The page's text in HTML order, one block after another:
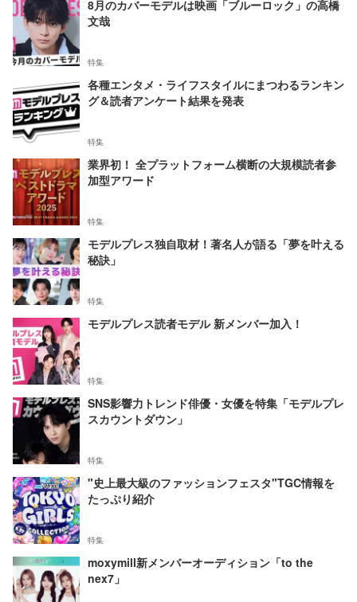
8月のカバーモデルは映画「ブルーロック」の高橋
文哉
特集
各種エンタメ・ライフスタイルにまつわるランキン
グ＆読者アンケート結果を発表
特集
業界初！ 全プラットフォーム横断の大規模読者参
加型アワード
特集
モデルプレス独自取材！著名人が語る「夢を叶える
秘訣」
特集
モデルプレス読者モデル 新メンバー加入！
特集
SNS影響力トレンド俳優・女優を特集「モデルプレ
スカウントダウン」
特集
"史上最大級のファッションフェスタ"TGC情報を
たっぷり紹介
特集
moxymill新メンバーオーディション「to the
nex7」